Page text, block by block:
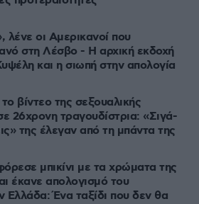
λένε οι Αμερικανοί που
στη Λέσβο - Η αρχική εκδοχή
και η σιωπή στην απολογία
βίντεο της σεξουαλικής
26χρονη τραγουδίστρια: «Σιγά-
της έλεγαν από τη μπάντα της
μπικίνι με τα χρώματα της
έκανε απολογισμό του
Ελλάδα: Ένα ταξίδι που δεν θα